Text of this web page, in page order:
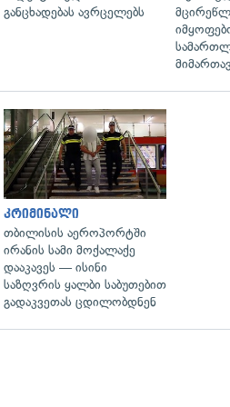
განცხადებას ავრცელებს
კრიმინალი
თბილისის აეროპორტში
ირანის სამი მოქალაქე
დააკავეს — ისინი
საზღვრის ყალბი საბუთებით
გადაკვეთას ცდილობდნენ